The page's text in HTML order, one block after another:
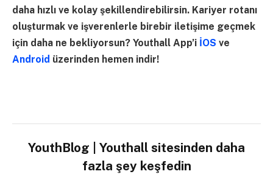
daha hızlı ve kolay şekillendirebilirsin. Kariyer rotanı
oluşturmak ve işverenlerle birebir iletişime geçmek
için daha ne bekliyorsun? Youthall App’i İOS ve
Android üzerinden hemen indir!
YouthBlog | Youthall sitesinden daha
fazla şey keşfedin